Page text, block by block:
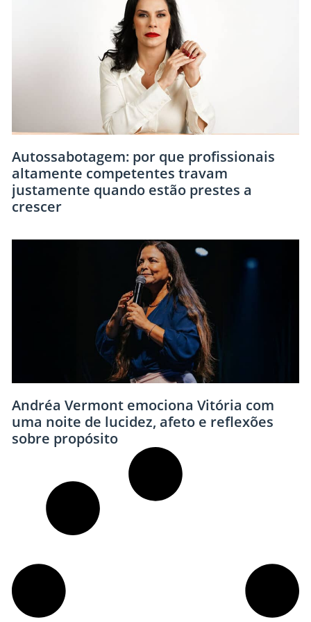
Autossabotagem: por que profissionais
altamente competentes travam
justamente quando estão prestes a
crescer
Andréa Vermont emociona Vitória com
uma noite de lucidez, afeto e reflexões
sobre propósito